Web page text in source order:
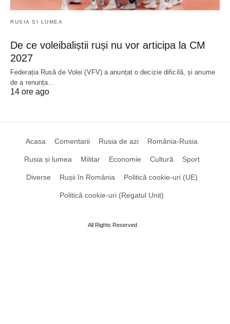
RUSIA SI LUMEA
De ce voleibaliștii ruși nu vor articipa la CM
2027
Federația Rusă de Volei (VFV) a anunțat o decizie dificilă, și anume
de a renunța…
14 ore ago
Acasa Comentarii Rusia de azi România-Rusia
Rusia și lumea Militar Economie Cultură Sport
Diverse Rușii în România Politică cookie-uri (UE)
Politică cookie-uri (Regatul Unit)
All Rights Reserved